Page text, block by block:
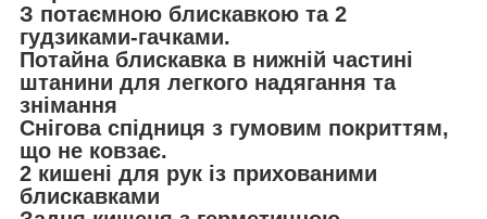
З потаємною блискавкою та 2
гудзиками-гачками.
Потайна блискавка в нижній частині
штанини для легкого надягання та
знімання
Снігова спідниця з гумовим покриттям,
що не ковзає.
2 кишені для рук із прихованими
блискавками